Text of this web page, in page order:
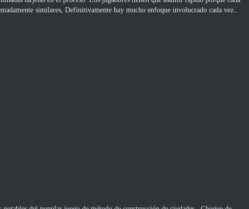
similares, Definitivamente hay mucho enfoque involucrado cada vez..